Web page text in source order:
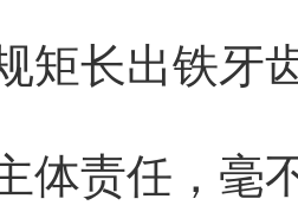
矩长出铁牙
责任，毫不